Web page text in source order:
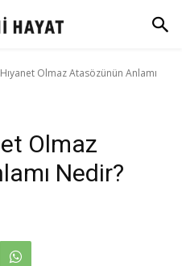
Olmaz Atasözünün Anlamı
Olmaz
Nedir?